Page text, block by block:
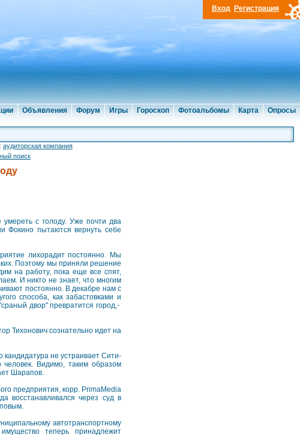
Объявления Форум Игры Гороскоп Фотоальбомы Карта Опросы
Вход Регистрация
аудиторская компания
поиск
с голоду. Уже почти два
Фокино пытаются вернуть себе
лихорадит постоянно. Мы
Поэтому мы приняли решение
на работу, пока еще все спят,
И никто не знает, что многим
постоянно. В декабре нам с
способа, как забастовками и
двор" превратится город,-
Тихонович сознательно идет на
не устраивает Сити-
Видимо, таким образом
Шарапов.
предприятия, корр. PrimaMedia
восстанавливался через суд в
автотранспортному
теперь принадлежит